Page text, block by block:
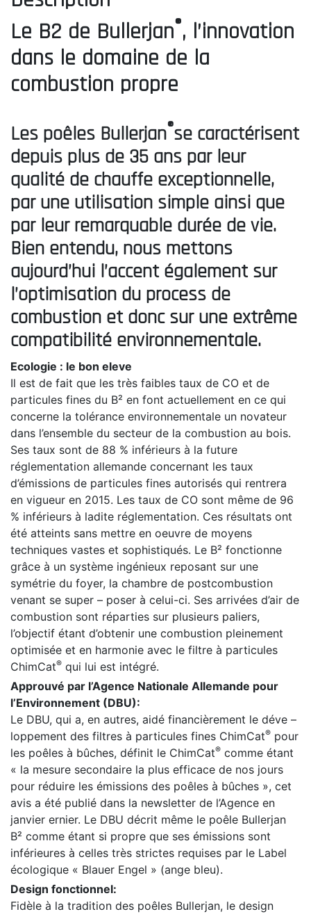
Le B2 de Bullerjan®, l’innovation
dans le domaine de la
combustion propre
Les poêles Bullerjan®se caractérisent
depuis plus de 35 ans par leur
qualité de chauffe exceptionnelle,
par une utilisation simple ainsi que
par leur remarquable durée de vie.
Bien entendu, nous mettons
aujourd’hui l’accent également sur
l’optimisation du process de
combustion et donc sur une extrême
compatibilité environnementale.
Ecologie : le bon eleve
Il est de fait que les très faibles taux de CO et de
particules fines du B² en font actuellement en ce qui
concerne la tolérance environnementale un novateur
dans l’ensemble du secteur de la combustion au bois.
Ses taux sont de 88 % inférieurs à la future
réglementation allemande concernant les taux
d’émissions de particules fines autorisés qui rentrera
en vigueur en 2015. Les taux de CO sont même de 96
% inférieurs à ladite réglementation. Ces résultats ont
été atteints sans mettre en oeuvre de moyens
techniques vastes et sophistiqués. Le B² fonctionne
grâce à un système ingénieux reposant sur une
symétrie du foyer, la chambre de postcombustion
venant se super – poser à celui-ci. Ses arrivées d’air de
combustion sont réparties sur plusieurs paliers,
l’objectif étant d’obtenir une combustion pleinement
optimisée et en harmonie avec le filtre à particules
ChimCat® qui lui est intégré.
Approuvé par l’Agence Nationale Allemande pour
l’Environnement (DBU):
Le DBU, qui a, en autres, aidé financièrement le déve –
loppement des filtres à particules fines ChimCat® pour
les poêles à bûches, définit le ChimCat® comme étant
« la mesure secondaire la plus efficace de nos jours
pour réduire les émissions des poêles à bûches », cet
avis a été publié dans la newsletter de l’Agence en
janvier ernier. Le DBU décrit même le poêle Bullerjan
B² comme étant si propre que ses émissions sont
inférieures à celles très strictes requises par le Label
écologique « Blauer Engel » (ange bleu).
Design fonctionnel:
Fidèle à la tradition des poêles Bullerjan, le design